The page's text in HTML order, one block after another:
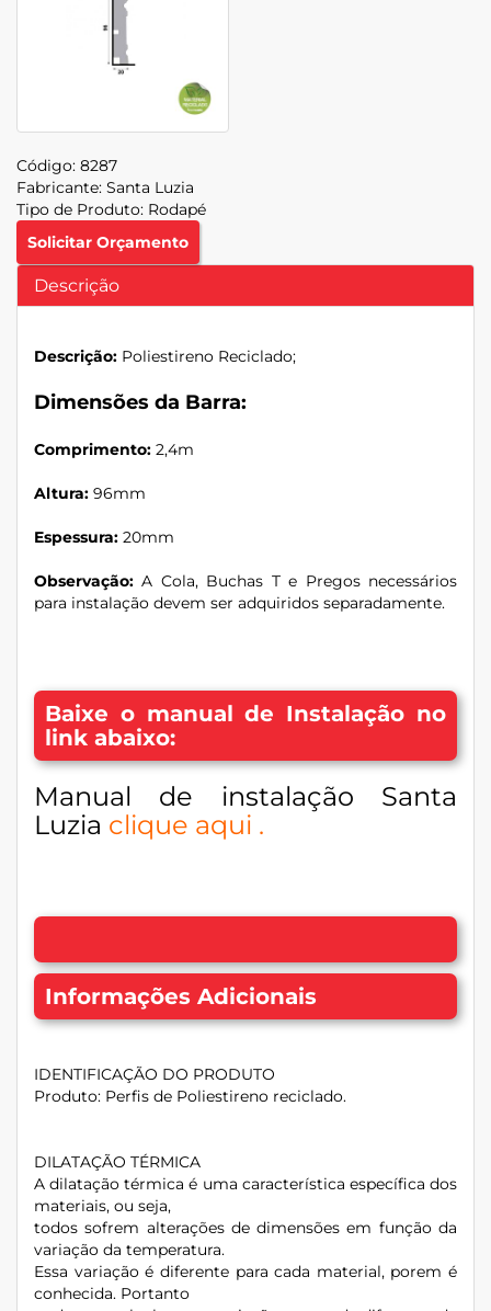
Código: 8287
Fabricante: Santa Luzia
Tipo de Produto: Rodapé
Solicitar Orçamento
Descrição
Descrição: Poliestireno Reciclado;
Dimensões da Barra:
Comprimento: 2,4m
Altura: 96mm
Espessura: 20mm
Observação: A Cola, Buchas T e Pregos necessários
para instalação devem ser adquiridos separadamente.
Baixe o manual de Instalação no
link abaixo:
Manual de instalação Santa
Luzia clique aqui .
Informações Adicionais
IDENTIFICAÇÃO DO PRODUTO
Produto: Perfis de Poliestireno reciclado.
DILATAÇÃO TÉRMICA
A dilatação térmica é uma característica específica dos
materiais, ou seja,
todos sofrem alterações de dimensões em função da
variação da temperatura.
Essa variação é diferente para cada material, porem é
conhecida. Portanto